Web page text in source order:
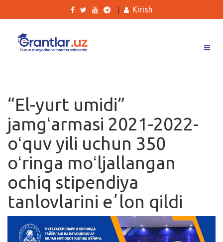
Ishlar
Kurslar
Blog
Yana
Kirish
Kirish
“El-yurt umidi”
jamgʻarmasi 2021-2022-
oʻquv yili uchun 350
oʻringa moʻljallangan
ochiq stipendiya
tanlovlarini eʼlon qildi